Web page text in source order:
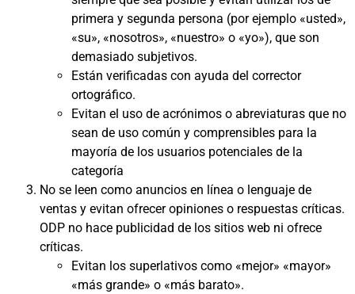
primera y segunda persona (por ejemplo «usted»,
«su», «nosotros», «nuestro» o «yo»), que son
demasiado subjetivos.
Están verificadas con ayuda del corrector
ortográfico.
Evitan el uso de acrónimos o abreviaturas que no
sean de uso común y comprensibles para la
mayoría de los usuarios potenciales de la
categoría
No se leen como anuncios en línea o lenguaje de
ventas y evitan ofrecer opiniones o respuestas críticas.
ODP no hace publicidad de los sitios web ni ofrece
críticas.
Evitan los superlativos como «mejor» «mayor»
«más grande» o «más barato».